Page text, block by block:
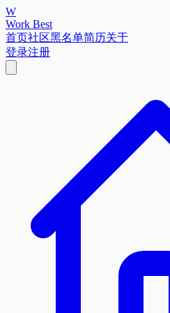
W
Work Best
首页社区黑名单简历关于
登录注册